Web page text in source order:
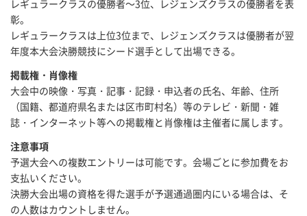
レギュラークラスの優勝者～3位、レジェンズクラスの優勝者を表
彰。
レギュラークラスは上位3位まで、レジェンズクラスは優勝者が翌
年度本大会決勝競技にシード選手として出場できる。
掲載権・肖像権
大会中の映像・写真・記事・記録・申込者の氏名、年齢、住所
（国籍、都道府県名または区市町村名）等のテレビ・新聞・雑
誌・インターネット等への掲載権と肖像権は主催者に属します。
注意事項
予選大会への複数エントリーは可能です。会場ごとに参加費をお
支払いください。
決勝大会出場の資格を得た選手が予選通過圏内にいる場合は、そ
の人数はカウントしません。